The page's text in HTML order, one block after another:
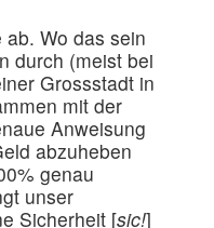
Wo das sein
durch (meist bei
Grossstadt in
mit der
Anweisung
abzuheben
genau
unser
Sicherheit [sic!]